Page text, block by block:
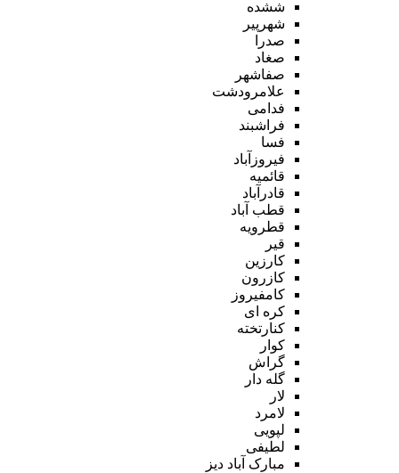
ششده
شهرپیر
صدرا
صغاد
صفاشهر
علامرودشت
فدامی
فراشبند
فسا
فیروزآباد
قائمیه
قادرآباد
قطب آباد
قطرویه
قیر
کارزین
کازرون
کامفیروز
کره ای
کنارتخته
کوار
گراش
گله دار
لار
لامرد
لپویی
لطیفی
مبارک آباد دیز